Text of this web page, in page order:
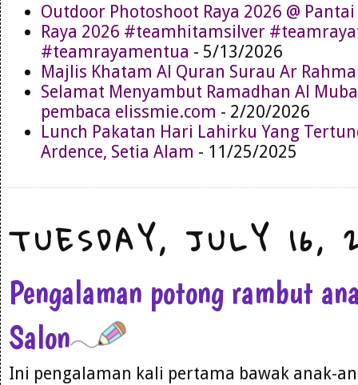
Outdoor Photoshoot Raya 2026 @ Pantai
Raya 2026 #teamhitamsilver
#teamrayamentua - 5/13/2026
Majlis Khatam Al Quran Surau Ar
Selamat Menyambut Ramadhan Al
pembaca elissmie.com - 2/20/2026
Lunch Pakatan Hari Lahirku Yang
Ardence, Setia Alam - 11/25/2025
TUESDAY, JULY 16,
Pengalaman potong rambut
Salon
Ini pengalaman kali pertama bawak anak-